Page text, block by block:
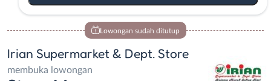
Lowongan sudah ditutup
Irian Supermarket & Dept. Store
membuka lowongan